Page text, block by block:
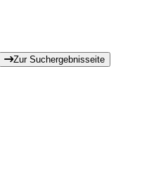
Zur Suchergebnisseite